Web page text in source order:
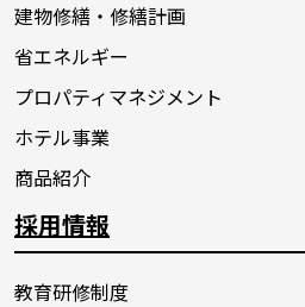
建物修繕・修繕計画
省エネルギー
プロパティマネジメント
ホテル事業
商品紹介
採用情報
教育研修制度